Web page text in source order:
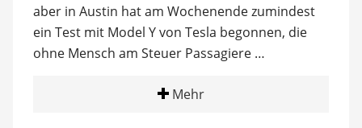
aber in Austin hat am Wochenende zumindest
ein Test mit Model Y von Tesla begonnen, die
ohne Mensch am Steuer Passagiere …
Mehr